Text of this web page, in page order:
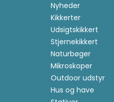
Nyheder
Kikkerter
Udsigtskikkert
Stjernekikkert
Naturbøger
Mikroskoper
Outdoor udstyr
Hus og have